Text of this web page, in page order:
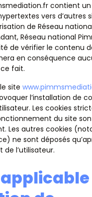
contient
vers d’autres
de Réseau
Réseau national
de vérifier le contenu
en conséquence
fait.
site
l’installation de
Les cookies
du site
Les autres cookies
ne sont déposés
l’utilisateur.